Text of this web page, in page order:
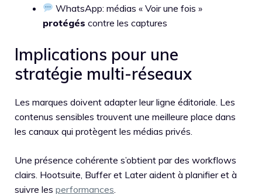
WhatsApp: médias « Voir une fois »
protégés contre les captures
Implications pour une
stratégie multi-réseaux
Les marques doivent adapter leur ligne éditoriale. Les
contenus sensibles trouvent une meilleure place dans
les canaux qui protègent les médias privés.
Une présence cohérente s’obtient par des workflows
clairs. Hootsuite, Buffer et Later aident à planifier et à
suivre les performances